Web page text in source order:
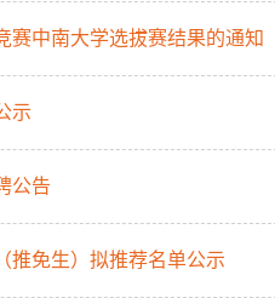
赛中南大学选拔赛结果的通知
示
公告
推免生）拟推荐名单公示